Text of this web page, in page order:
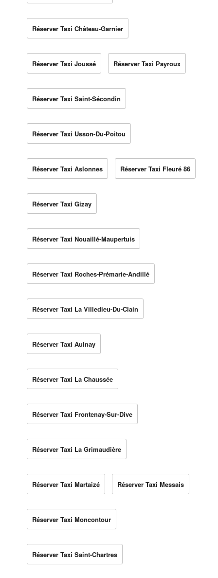
Réserver Taxi Château-Garnier
Réserver Taxi Joussé Réserver Taxi Payroux
Réserver Taxi Saint-Sécondin
Réserver Taxi Usson-Du-Poitou
Réserver Taxi Aslonnes Réserver Taxi Fleuré 86
Réserver Taxi Gizay
Réserver Taxi Nouaillé-Maupertuis
Réserver Taxi Roches-Prémarie-Andillé
Réserver Taxi La Villedieu-Du-Clain
Réserver Taxi Aulnay
Réserver Taxi La Chaussée
Réserver Taxi Frontenay-Sur-Dive
Réserver Taxi La Grimaudière
Réserver Taxi Martaizé Réserver Taxi Messais
Réserver Taxi Moncontour
Réserver Taxi Saint-Chartres